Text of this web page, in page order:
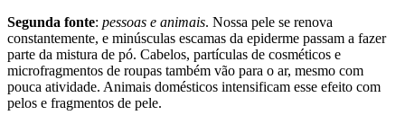
Segunda fonte: pessoas e animais. Nossa pele se renova
constantemente, e minúsculas escamas da epiderme passam a fazer
parte da mistura de pó. Cabelos, partículas de cosméticos e
microfragmentos de roupas também vão para o ar, mesmo com
pouca atividade. Animais domésticos intensificam esse efeito com
pelos e fragmentos de pele.